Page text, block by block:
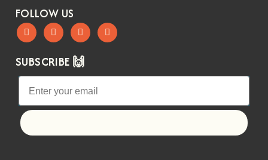
FOLLOW US
SUBSCRIBE 🙌